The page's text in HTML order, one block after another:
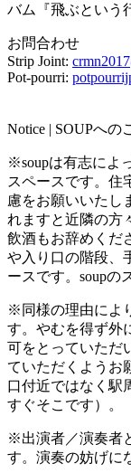
バム『飛ぶという
お問合わせ
Strip Joint:
Pot-pourri:
Notice | SOUPへの
※soupは有志によ
スペースです。住
慮をお願いいたし
れますと近隣の方
飲酒もお辞めくだ
や入り口の階段、
ースです。soupの
※同様の理由によ
す。やむを得ず外
可をとっていただ
ていただくようお
口付近ではなく駅
すぐそこです）。
※出演者／演奏者
す。演奏の妨げに